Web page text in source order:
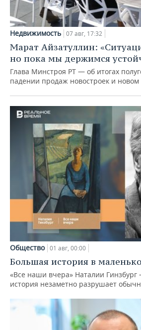
Недвижимость 07 авг, 17:32
Марат Айзатуллин:
но пока мы держимся
Глава Минстроя РТ — об итогах
падении продаж новостроек и новом
Общество 01 авг, 00:00
Большая история в
«Все наши вчера» Наталии Гинзбург
история незаметно разрушает